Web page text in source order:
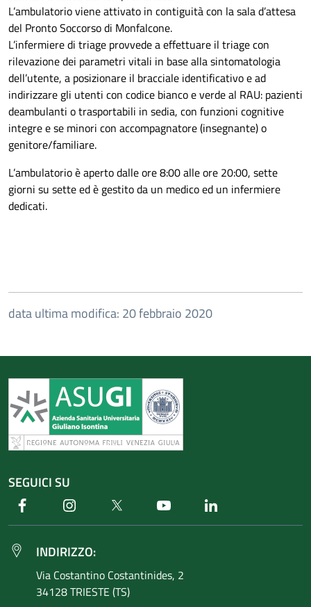
L’ambulatorio viene attivato in contiguità con la sala d’attesa
del Pronto Soccorso di Monfalcone.
L’infermiere di triage provvede a effettuare il triage con
rilevazione dei parametri vitali in base alla sintomatologia
dell’utente, a posizionare il bracciale identificativo e ad
indirizzare gli utenti con codice bianco e verde al RAU: pazienti
deambulanti o trasportabili in sedia, con funzioni cognitive
integre e se minori con accompagnatore (insegnante) o
genitore/familiare.
L’ambulatorio è aperto dalle ore 8:00 alle ore 20:00, sette
giorni su sette ed è gestito da un medico ed un infermiere
dedicati.
data ultima modifica: 20 febbraio 2020
SEGUICI SU
Facebook Instagram Twitter Youtube
INDIRIZZO:
Via Costantino Costantinides, 2
34128 TRIESTE (TS)